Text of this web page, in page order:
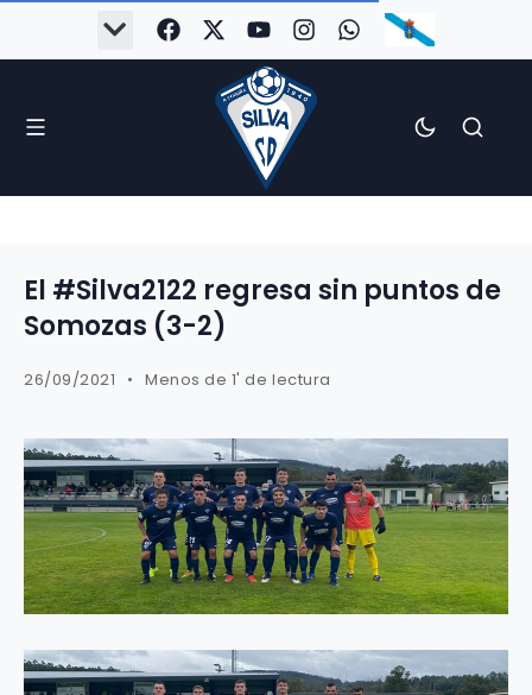
El #Silva2122 regresa sin puntos de
Somozas (3-2)
26/09/2021 Menos de 1' de lectura